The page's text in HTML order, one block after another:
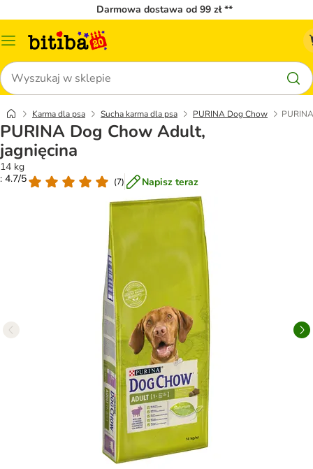
Darmowa dostawa od 99 zł **
Menu
Szukaj
Karma dla psa Sucha karma dla psa PURINA Dog Chow
PURINA Dog Chow Adult,
jagnięcina
14 kg
: 4.7/5
(7) Napisz teraz